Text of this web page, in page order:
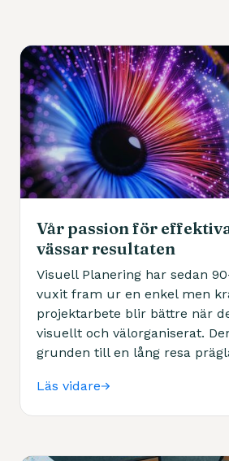
Vår passion för
vässar resultaten
Visuell Planering har sedan
vuxit fram ur en enkel men
projektarbete blir bättre när
visuellt och välorganiserat.
grunden till en lång resa
Idag är vi mycket mer än
Läs vidare